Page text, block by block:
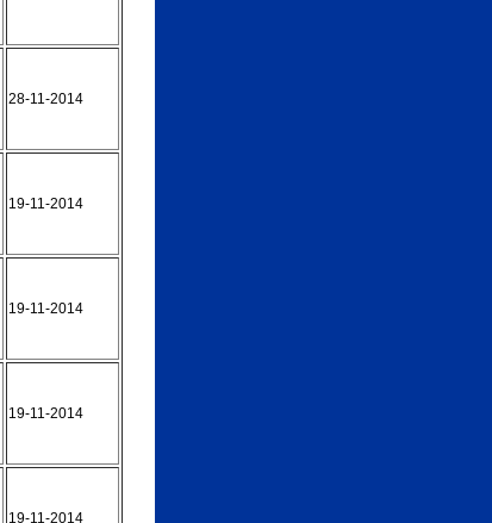
28-11-2014
19-11-2014
19-11-2014
19-11-2014
19-11-2014